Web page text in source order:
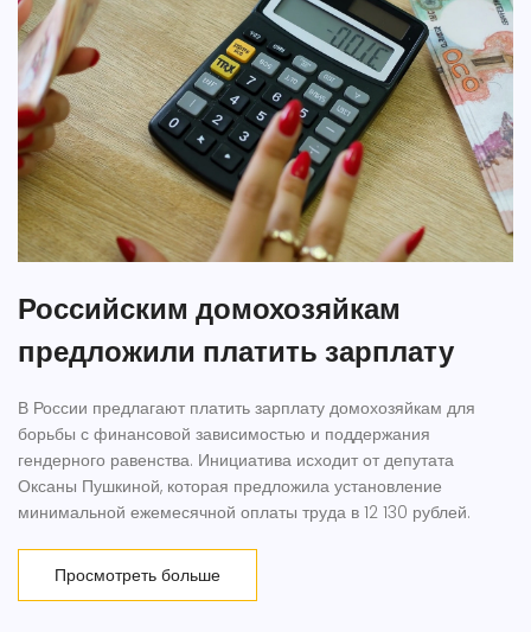
Российским домохозяйкам
предложили платить зарплату
В России предлагают платить зарплату домохозяйкам для
борьбы с финансовой зависимостью и поддержания
гендерного равенства. Инициатива исходит от депутата
Оксаны Пушкиной, которая предложила установление
минимальной ежемесячной оплаты труда в 12 130 рублей.
Просмотреть больше